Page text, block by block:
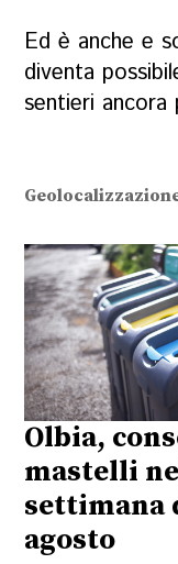
Ed è anche e
diventa
sentieri
Olbia,
mastelli
settimana
agosto